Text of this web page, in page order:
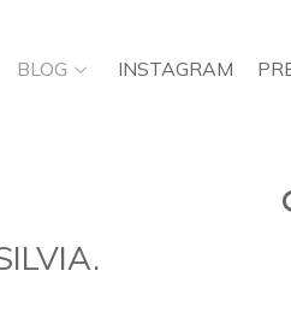
BLOG INSTAGRAM